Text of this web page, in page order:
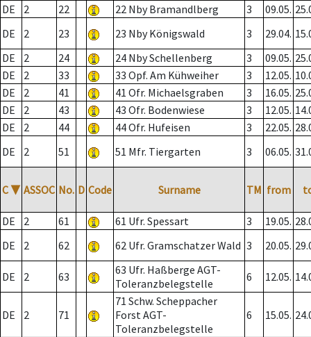
DE
2 22 22 Nby Bramandlberg 3 09.05.
DE
2 23 23 Nby Königswald 3 29.04.
DE
2 24 24 Nby Schellenberg 3 09.05.
DE
2 33 33 Opf. Am Kühweiher 3 12.05.
DE
2 41 41 Ofr. Michaelsgraben 3 16.05.
DE
2 43 43 Ofr. Bodenwiese 3 12.05.
DE
2 44 44 Ofr. Hufeisen 3 22.05.
DE
2 51 51 Mfr. Tiergarten 3 06.05.
C ▼ ASSOC No. D Code Surname TM from
DE 2 61 61 Ufr. Spessart 3 19.05.
DE
2 62 62 Ufr. Gramschatzer Wald 3 20.05.
DE 2 63
63 Ufr. Haßberge AGT-
Toleranzbelegstelle
6 12.05.
DE 2 71
71 Schw. Scheppacher
Forst AGT-
Toleranzbelegstelle
6 15.05.